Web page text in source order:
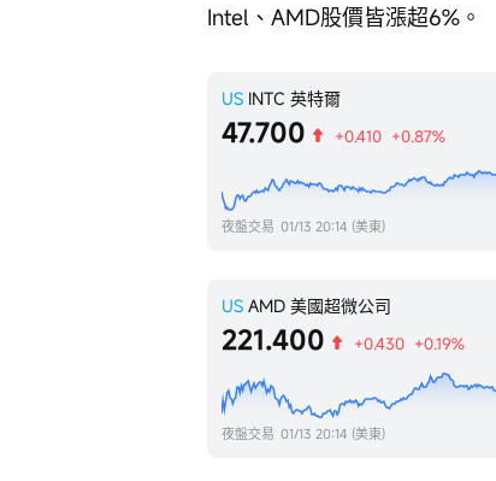
Intel、AMD股價皆漲超6%。
US INTC 英特爾
47.700 +0.410 +0.87%
夜盤交易 01/13 20:14 (美東)
US AMD 美國超微公司
221.400 +0.430 +0.19%
夜盤交易 01/13 20:14 (美東)